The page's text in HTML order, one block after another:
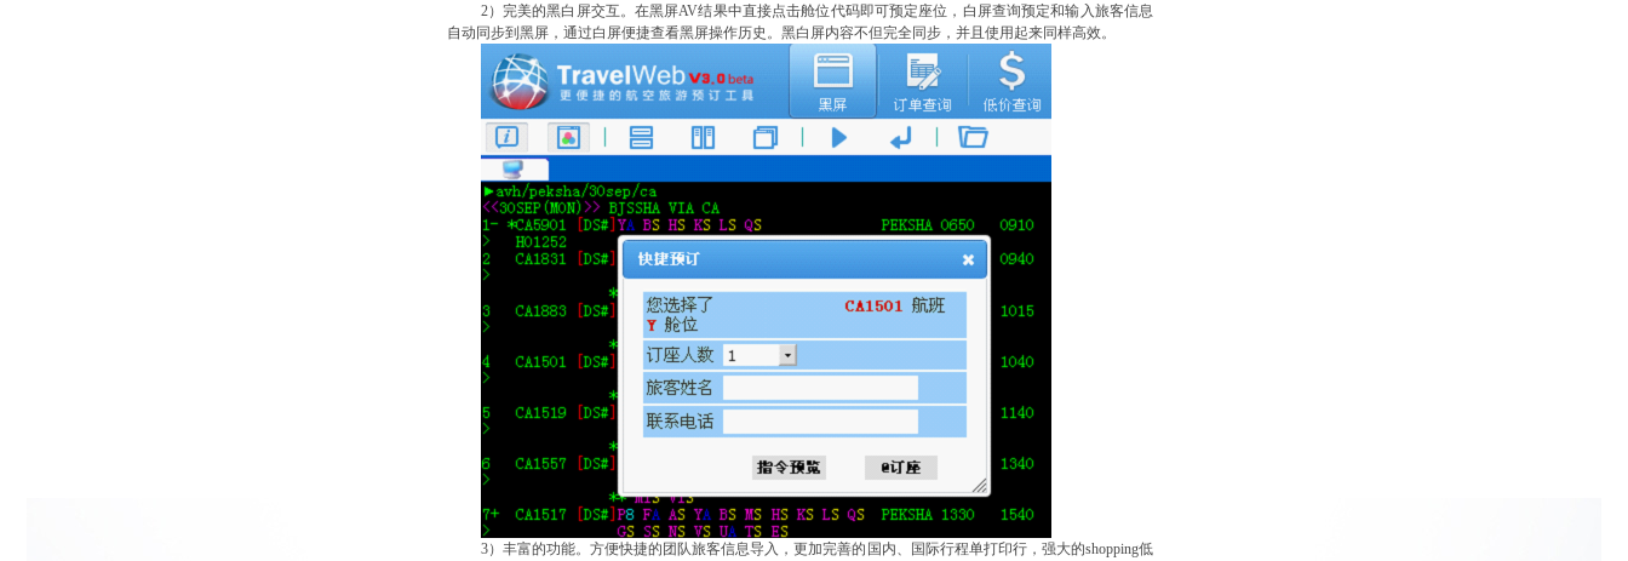
2） 完美的黑白屏交互。 在黑屏AV结果中直接点击舱位代码即可预定座位，白屏查询预定和输入旅客信息
自动同步到黑屏，通过白屏便捷查看黑屏操作历史。黑白屏内容不但完全同步，并且使用起来同样高效。
3） 丰富的功能。方便快捷的 团队旅客信息导入 ，更加完善的 国内、国际行程单打印行，强大的shopping低